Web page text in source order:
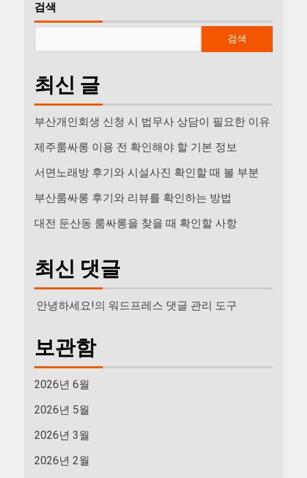
검색
검색
최신 글
부산개인회생 신청 시 법무사 상담이 필요한 이유
제주룸싸롱 이용 전 확인해야 할 기본 정보
서면노래방 후기와 시설사진 확인할 때 볼 부분
부산룸싸롱 후기와 리뷰를 확인하는 방법
대전 둔산동 룸싸롱을 찾을 때 확인할 사항
최신 댓글
안녕하세요!의 워드프레스 댓글 관리 도구
보관함
2026년 6월
2026년 5월
2026년 3월
2026년 2월